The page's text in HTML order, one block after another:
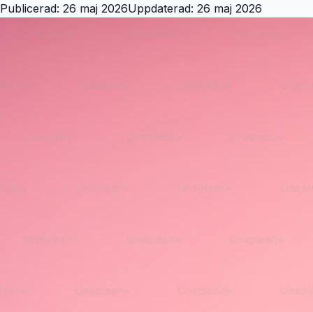
Publicerad: 26 maj 2026Uppdaterad: 26 maj 2026